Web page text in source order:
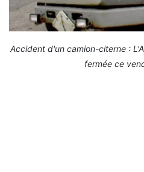
Accident d'un camion-citerne :
fermée ce